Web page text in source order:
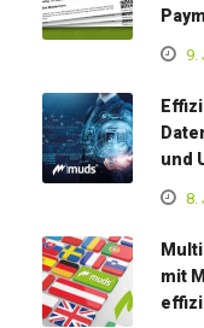
9.
und
8.
mit